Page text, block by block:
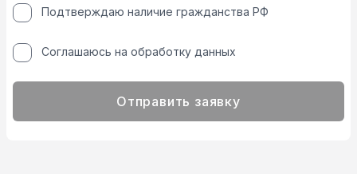
Подтверждаю наличие гражданства РФ
Соглашаюсь на обработку данных
Отправить заявку